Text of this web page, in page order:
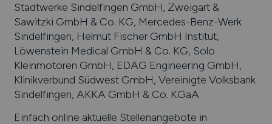
Stadtwerke Sindelfingen GmbH, Zweigart &
Sawitzki GmbH & Co. KG, Mercedes-Benz-Werk
Sindelfingen, Helmut Fischer GmbH Institut,
Löwenstein Medical GmbH & Co. KG, Solo
Kleinmotoren GmbH, EDAG Engineering GmbH,
Klinikverbund Südwest GmbH, Vereinigte Volksbank
Sindelfingen, AKKA GmbH & Co. KGaA
Einfach online aktuelle Stellenangebote in